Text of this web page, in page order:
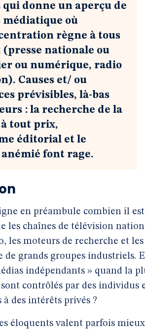
qui donne un aperçu de
médiatique où
règne à tous
(presse nationale ou
ou numérique, radio
Causes et/ ou
prévisibles, là-bas
: la recherche de la
tout prix,
éditorial et le
font rage.
en préambule combien il
les chaînes de télévision
les moteurs de recherche et
de grands groupes industriels.
indépendants » quand la
contrôlés par des individus
des intérêts privés ?
éloquents valent parfois